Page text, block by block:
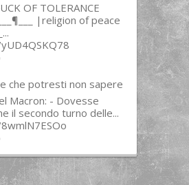
OF TOLERANCE
|religion of peace
che potresti non sapere
Macron: - Dovesse
il secondo turno delle...